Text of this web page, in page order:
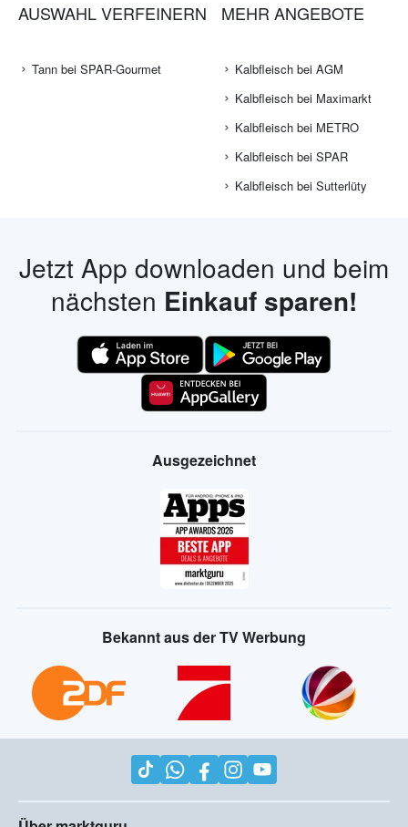
AUSWAHL VERFEINERN
Tann bei SPAR-Gourmet
MEHR ANGEBOTE
Kalbfleisch bei AGM
Kalbfleisch bei Maximarkt
Kalbfleisch bei METRO
Kalbfleisch bei SPAR
Kalbfleisch bei Sutterlüty
Jetzt App downloaden und beim
nächsten Einkauf sparen!
Ausgezeichnet
Bekannt aus der TV Werbung